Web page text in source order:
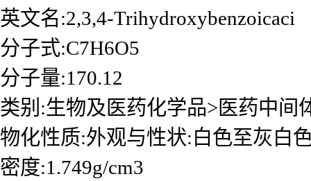
英文名:2,3,4-Trihydroxybenzoicaci
分子式:C7H6O5
分子量:170.12
类别:生物及医药化学品>医药中间
物化性质:外观与性状:白色至灰白
密度:1.749g/cm3